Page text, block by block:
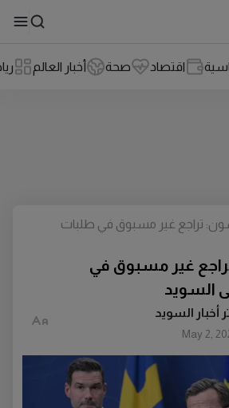
اقتصاد صحة أخبار العالم
أخبار السويد
May 2,
غير مسبوق في
السويد
تراجع غير مسبوق في طلبات